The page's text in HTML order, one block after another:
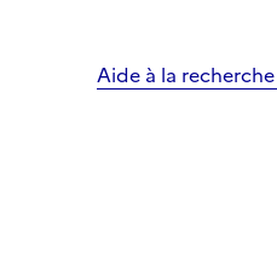
Aide à la recherche